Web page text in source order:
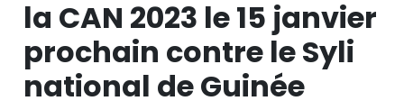
la CAN 2023 le 15 janvier
prochain contre le Syli
national de Guinée